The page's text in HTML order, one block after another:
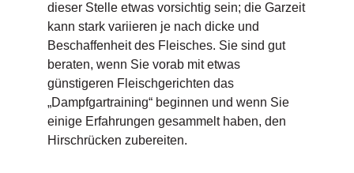
dieser Stelle etwas vorsichtig sein; die Garzeit
kann stark variieren je nach dicke und
Beschaffenheit des Fleisches. Sie sind gut
beraten, wenn Sie vorab mit etwas
günstigeren Fleischgerichten das
„Dampfgartraining“ beginnen und wenn Sie
einige Erfahrungen gesammelt haben, den
Hirschrücken zubereiten.